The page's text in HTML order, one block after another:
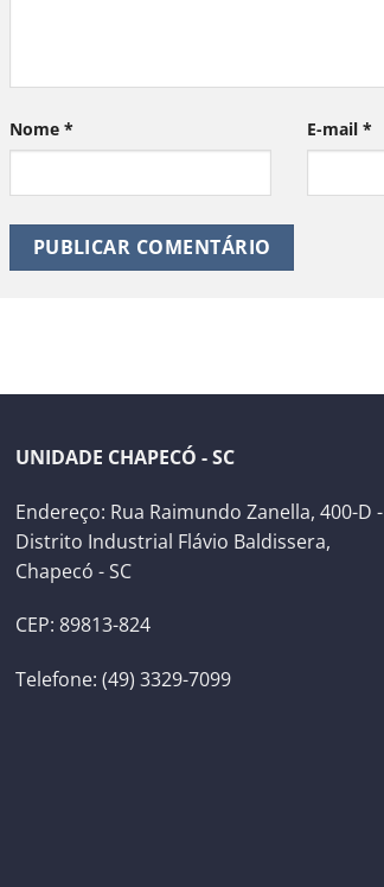
Nome * E-mail *
UNIDADE CHAPECÓ - SC
Endereço: Rua Raimundo Zanella, 400-D -
Distrito Industrial Flávio Baldissera,
Chapecó - SC
CEP: 89813-824
Telefone: (49) 3329-7099